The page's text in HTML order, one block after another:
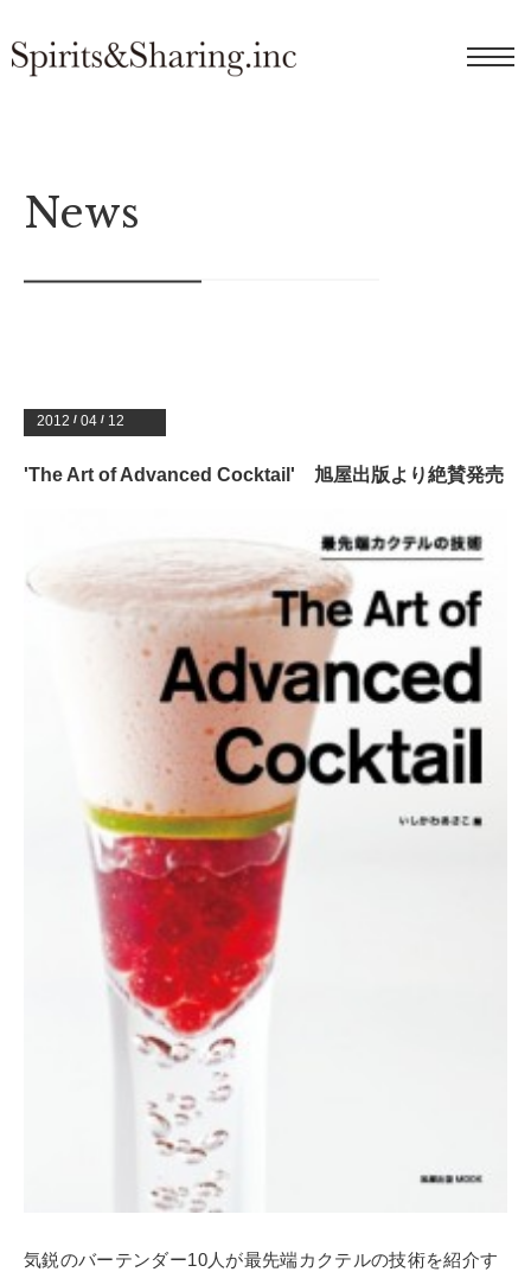
2012 / 04 / 12
'The Art of Advanced Cocktail' 旭屋出版より絶賛発売
気鋭のバーテンダー10人が最先端カクテルの技術を紹介す
News